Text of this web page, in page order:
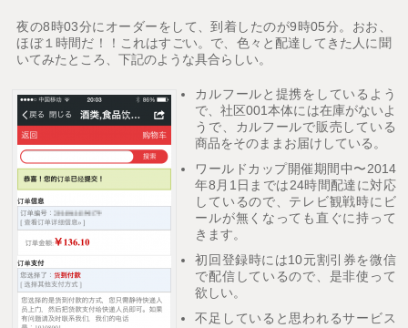
夜の8時03分にオーダーをして、到着したのが9時05分。おお、
ほぼ１時間だ！！これはすごい。で、色々と配達してきた人に聞
いてみたところ、下記のような具合らしい。
カルフールと提携をしているよう
で、社区001本体には在庫がないよ
うで、カルフールで販売している
商品をそのままお届けしている。
ワールドカップ開催期間中〜2014
年8月1日までは24時間配達に対応
しているので、テレビ観戦時にビ
ールが無くなっても直ぐに持って
きます。
初回登録時には10元割引券を微信
で配信しているので、是非使って
欲しい。
不足していると思われるサービス